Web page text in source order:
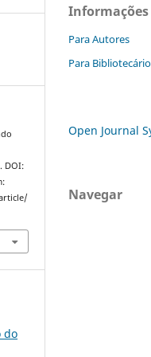
DOI:
do
Informações
Para Autores
Para
Open Journal
Navegar